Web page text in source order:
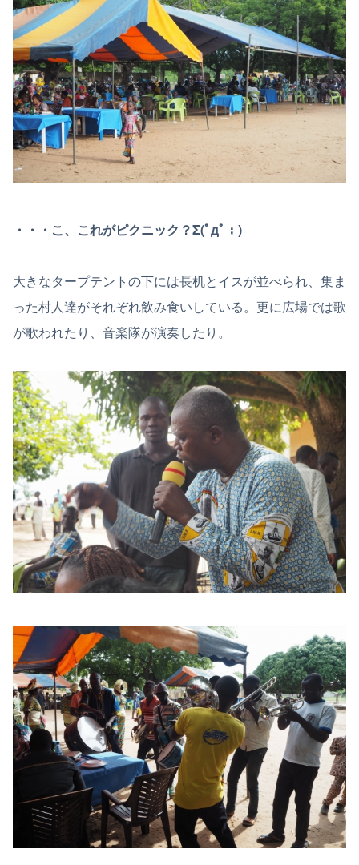
・・・こ、これがピクニック？Σ(ﾟдﾟ；)
大きなタープテントの下には長机とイスが並べられ、集ま
った村人達がそれぞれ飲み食いしている。更に広場では歌
が歌われたり、音楽隊が演奏したり。